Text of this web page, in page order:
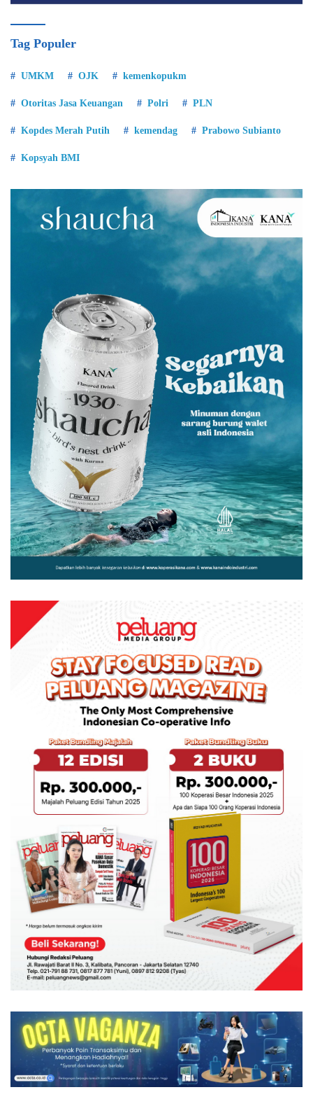
Tag Populer
UMKM OJK kemenkopukm
Otoritas Jasa Keuangan Polri PLN
Kopdes Merah Putih kemendag Prabowo Subianto
Kopsyah BMI